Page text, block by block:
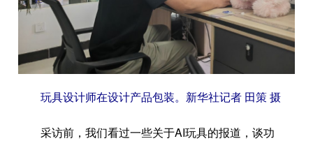
玩具设计师在设计产品包装。新华社记者 田策 摄
采访前，我们看过一些关于AI玩具的报道，谈功